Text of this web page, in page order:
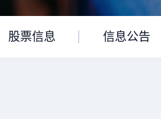
股票信息 信息公告